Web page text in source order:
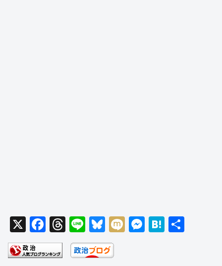
X
F
a
c
T
hr
e
Li
n
e
Bl
u
e
M
M
H